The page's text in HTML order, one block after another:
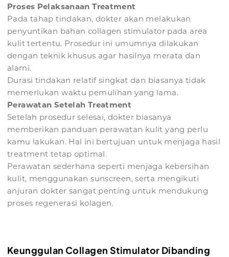
Proses Pelaksanaan Treatment
Pada tahap tindakan, dokter akan melakukan
penyuntikan bahan collagen stimulator pada area
kulit tertentu. Prosedur ini umumnya dilakukan
dengan teknik khusus agar hasilnya merata dan
alami.
Durasi tindakan relatif singkat dan biasanya tidak
memerlukan waktu pemulihan yang lama.
Perawatan Setelah Treatment
Setelah prosedur selesai, dokter biasanya
memberikan panduan perawatan kulit yang perlu
kamu lakukan. Hal ini bertujuan untuk menjaga hasil
treatment tetap optimal.
Perawatan sederhana seperti menjaga kebersihan
kulit, menggunakan sunscreen, serta mengikuti
anjuran dokter sangat penting untuk mendukung
proses regenerasi kolagen.
Keunggulan Collagen Stimulator Dibanding